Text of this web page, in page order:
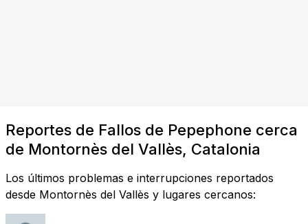
Reportes de Fallos de Pepephone cerca
de Montornès del Vallès, Catalonia
Los últimos problemas e interrupciones reportados
desde Montornès del Vallès y lugares cercanos: